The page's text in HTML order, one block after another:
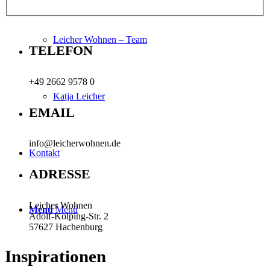
Leicher Wohnen – Team
Katja Leicher
Kontakt
Menü Menü
TELEFON
+49 2662 9578 0
EMAIL
info@leicherwohnen.de
ADRESSE
Leicher Wohnen
Adolf-Kolping-Str. 2
57627 Hachenburg
Inspirationen